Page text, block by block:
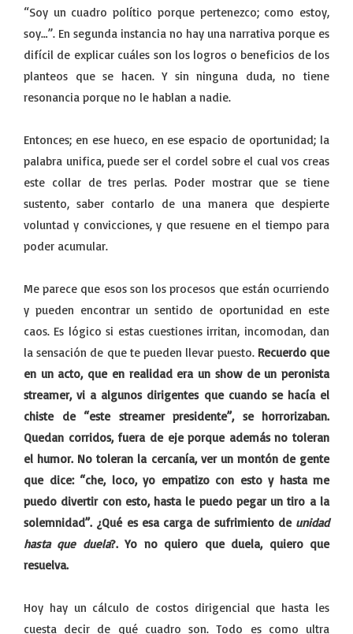
“Soy un cuadro político porque pertenezco; como estoy,
soy…”. En segunda instancia no hay una narrativa porque es
difícil de explicar cuáles son los logros o beneficios de los
planteos que se hacen. Y sin ninguna duda, no tiene
resonancia porque no le hablan a nadie.
Entonces; en ese hueco, en ese espacio de oportunidad; la
palabra unifica, puede ser el cordel sobre el cual vos creas
este collar de tres perlas. Poder mostrar que se tiene
sustento, saber contarlo de una manera que despierte
voluntad y convicciones, y que resuene en el tiempo para
poder acumular.
Me parece que esos son los procesos que están ocurriendo
y pueden encontrar un sentido de oportunidad en este
caos. Es lógico si estas cuestiones irritan, incomodan, dan
la sensación de que te pueden llevar puesto. Recuerdo que
en un acto, que en realidad era un show de un peronista
streamer, vi a algunos dirigentes que cuando se hacía el
chiste de “este streamer presidente”, se horrorizaban.
Quedan corridos, fuera de eje porque además no toleran
el humor. No toleran la cercanía, ver un montón de gente
que dice: “che, loco, yo empatizo con esto y hasta me
puedo divertir con esto, hasta le puedo pegar un tiro a la
solemnidad”. ¿Qué es esa carga de sufrimiento de unidad
hasta que duela?. Yo no quiero que duela, quiero que
resuelva.
Hoy hay un cálculo de costos dirigencial que hasta les
cuesta decir de qué cuadro son. Todo es como ultra